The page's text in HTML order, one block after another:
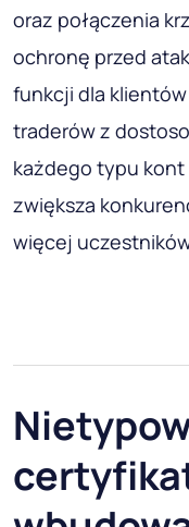
oraz połączenia
ochronę przed
funkcji dla
traderów z
każdego typu kont
zwiększa
więcej